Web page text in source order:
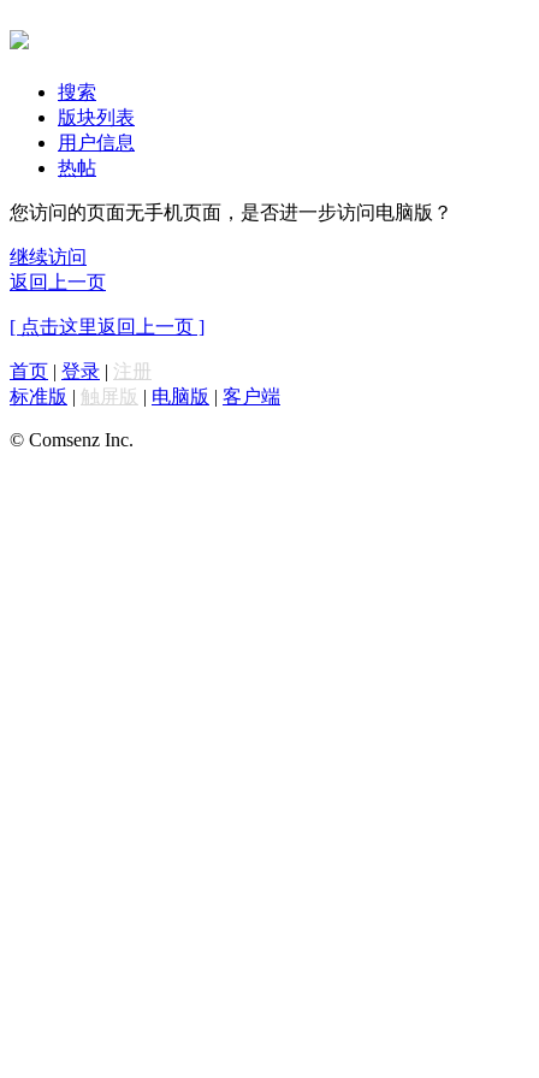
搜索
版块列表
用户信息
热帖
您访问的页面无手机页面，是否进一步访问电脑版？
继续访问
返回上一页
[ 点击这里返回上一页 ]
首页 | 登录 | 注册
标准版 | 触屏版 | 电脑版 | 客户端
© Comsenz Inc.